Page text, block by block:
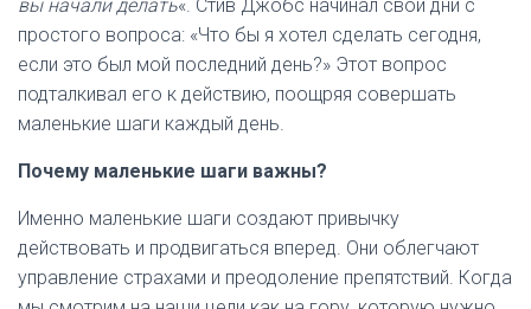
вы начали делать«. Стив Джобс начинал свои дни с
простого вопроса: «Что бы я хотел сделать сегодня,
если это был мой последний день?» Этот вопрос
подталкивал его к действию, поощряя совершать
маленькие шаги каждый день.
Почему маленькие шаги важны?
Именно маленькие шаги создают привычку
действовать и продвигаться вперед. Они облегчают
управление страхами и преодоление препятствий. Когда